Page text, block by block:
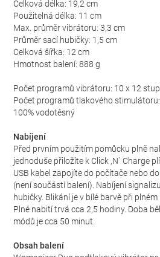
Celková délka: 19,2 cm
Použitelná délka: 11 cm
Max. průměr vibrátoru: 3,3 cm
Průměr sací hubičky: 1,5 cm
Celková šířka: 12 cm
Hmotnost balení: 888 g
Počet programů vibrátoru: 10 x 12
Počet programů tlakového
100% vodotěsný
Nabíjení
Před prvním použitím pomůcku plně
jednoduše přiložíte k Click ,N´ Charge
USB kabel zapojíte do počítače nebo do
(není součástí balení). Nabíjení
hubičky. Blikání je v bílé barvě při
Plné nabití trvá cca 2,5 hodiny. Doba
módů je cca 50 minut.
Obsah balení